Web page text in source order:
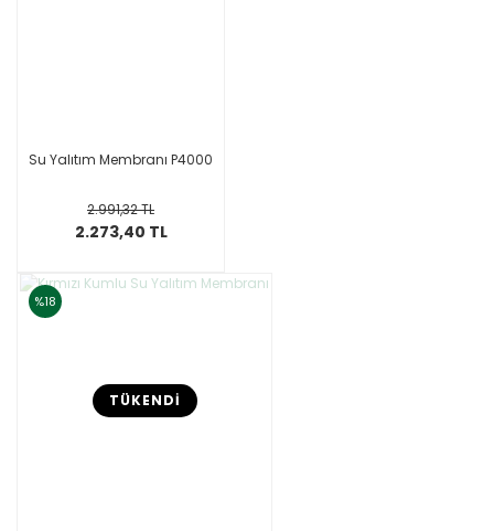
Su Yalıtım Membranı P4000
2.991,32 TL
2.273,40 TL
%18
TÜKENDİ